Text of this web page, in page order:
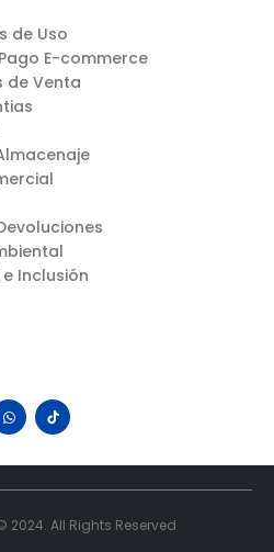
de Uso
E-commerce
de Venta
Inclusión
All Rights Reserved